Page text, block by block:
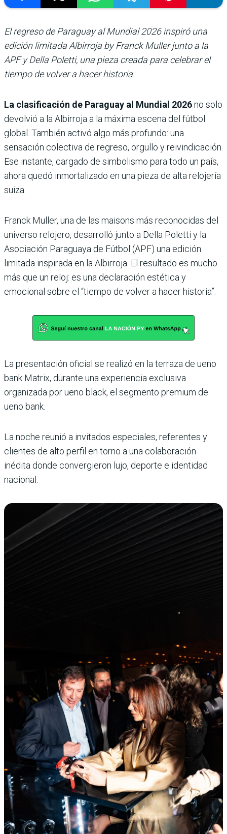
El regreso de Paraguay al Mundial 2026 inspiró una
edición limitada Albirroja by Franck Muller junto a la
APF y Della Poletti, una pieza creada para celebrar el
tiempo de volver a hacer historia.
La clasificación de Paraguay al Mundial 2026no solo
devolvió a la Albirroja a la máxima escena del fútbol
global. También activó algo más profundo: una
sensación colectiva de regreso, orgullo y reivindicación.
Ese instante, cargado de simbolismo para todo un país,
ahora quedó inmortalizado en una pieza de alta relojería
suiza.
Franck Muller, una de las maisons más reconocidas del
universo relojero, desarrolló junto a Della Poletti y la
Asociación Paraguaya de Fútbol (APF) una edición
limitada inspirada en la Albirroja. El resultado es mucho
más que un reloj: es una declaración estética y
emocional sobre el “tiempo de volver a hacer historia”.
La presentación oficial se realizó en la terraza de ueno
bank Matrix, durante una experiencia exclusiva
organizada por ueno black, el segmento premium de
ueno bank.
La noche reunió a invitados especiales, referentes y
clientes de alto perfil en torno a una colaboración
inédita donde convergieron lujo, deporte e identidad
nacional.